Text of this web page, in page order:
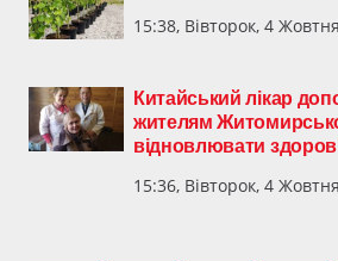
15:38, Вівторок, 4
Китайський лікар
жителям
відновлювати
15:36, Вівторок, 4